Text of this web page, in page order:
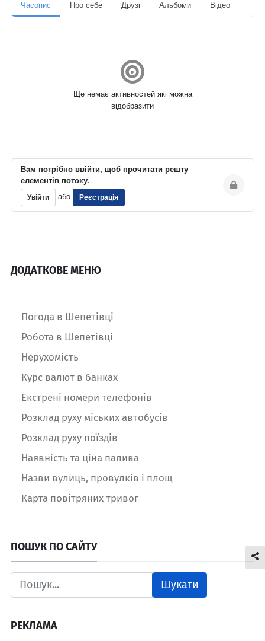
Часопис Про себе Друзі Альбоми Відео
Ще немає активностей які можна
відобразити
Вам потрібно ввійти, щоб прочитати решту
елементів потоку.
Увійти або Реєстрація
ДОДАТКОВЕ МЕНЮ
Погода в Шепетівці
Робота в Шепетівці
Нерухомість
Курс валют в банках
Екстрені номери телефонів
Розклад руху міських автобусів
Розклад руху поїздів
Наявність та ціна палива
Назви вулиць, провулків і площ
Карта повітряних тривог
ПОШУК ПО САЙТУ
Шукати
РЕКЛАМА